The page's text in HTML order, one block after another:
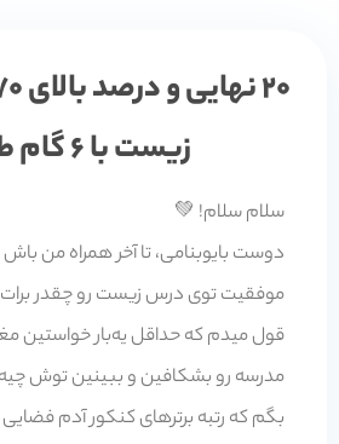
زیست با 6 گام طلایی
سلام سلام! 💚
دوست بایوبنامی، تا آخر همراه من
موفقیت توی درس زیست رو چقدر
قول میدم که حداقل یه‌بار خواستین
مدرسه رو بشکافین و ببینین توش
بگم که رتبه برترهای کنکور آدم